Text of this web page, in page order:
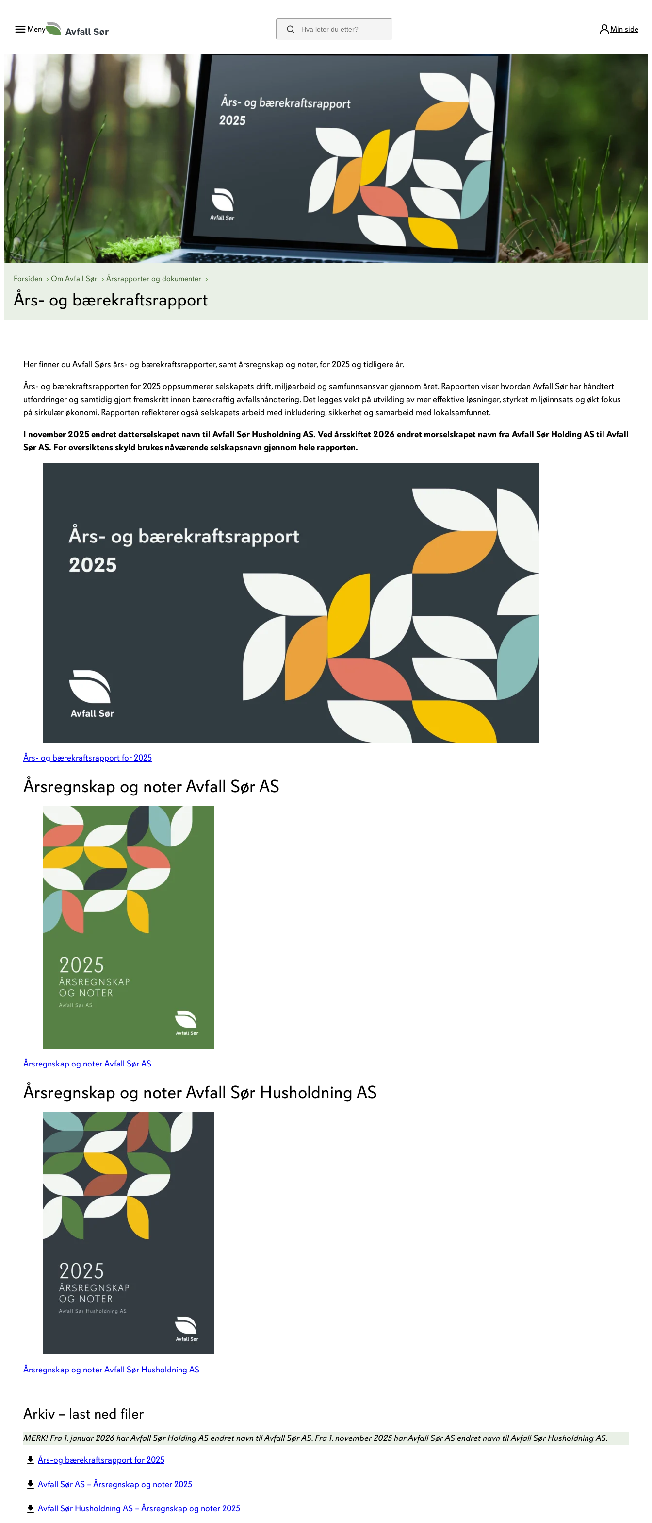
innhold
Meny
Finn dine hentedager Nedgravde containere Borettslag og sameier
Faktura og betalingstjenester Registrering av SMS-varsel Posebyen
Hytterenovasjon Avfallsdunker og abonnement Hjemmekompostering og Bokashi
Renovasjonsgebyr
Søk Min side
Forsiden › Om Avfall Sør › Årsrapporter og dokumenter ›Årsrapporter
Års- og bærekraftsrapport
Her finner du Avfall Sørs års- og bærekraftsrapporter, samt årsregnskap og noter, for 2025 og tidligere år.
Års- og bærekraftsrapporten for 2025 oppsummerer selskapets drift, miljøarbeid og samfunnsansvar gjennom året. Rapporten viser hvordan Avfall Sør har håndtert
utfordringer og samtidig gjort fremskritt innen bærekraftig avfallshåndtering. Det legges vekt på utvikling av mer effektive løsninger, styrket miljøinnsats og økt fokus
på sirkulær økonomi. Rapporten reflekterer også selskapets arbeid med inkludering, sikkerhet og samarbeid med lokalsamfunnet.
I november 2025 endret datterselskapet navn til Avfall Sør Husholdning AS. Ved årsskiftet 2026 endret morselskapet navn fra Avfall Sør Holding AS til Avfall
Sør AS. For oversiktens skyld brukes nåværende selskapsnavn gjennom hele rapporten.
Års- og bærekraftsrapport for 2025
Årsregnskap og noter Avfall Sør AS
Årsregnskap og noter Avfall Sør AS
Årsregnskap og noter Avfall Sør Husholdning AS
Årsregnskap og noter Avfall Sør Husholdning AS
Arkiv – last ned filer
MERK!Fra 1. januar 2026 har Avfall Sør Holding AS endret navn til Avfall Sør AS.Fra 1. november 2025 har Avfall Sør AS endret navn til Avfall Sør Husholdning AS.
Års-og bærekraftsrapport for 2025
Avfall Sør AS – Årsregnskap og noter 2025
Avfall Sør Husholdning AS – Årsregnskap og noter 2025